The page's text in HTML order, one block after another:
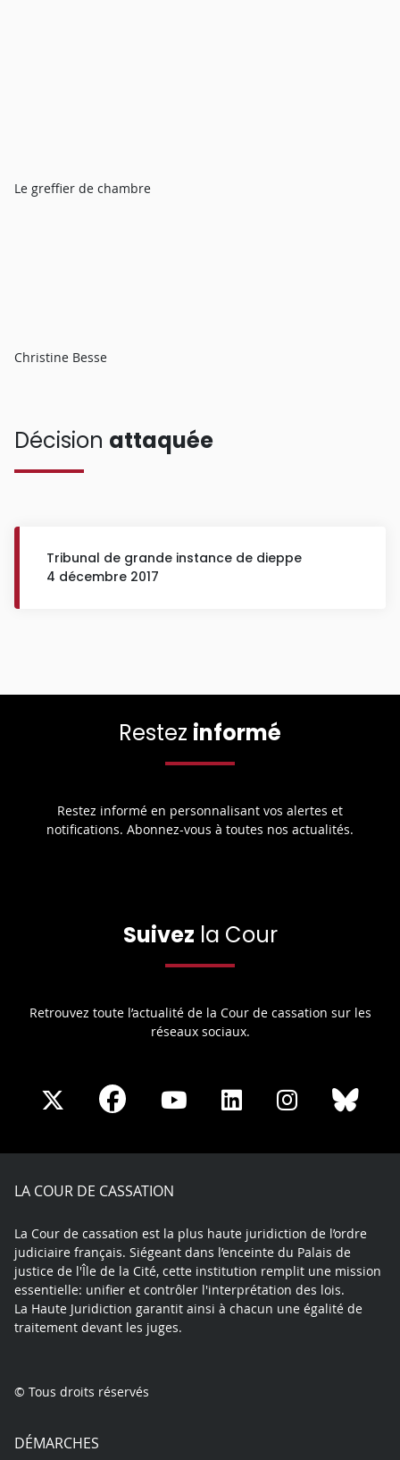
Le greffier de chambre
Christine Besse
Décision attaquée
Tribunal de grande instance de dieppe
4 décembre 2017
Restez informé
Restez informé en personnalisant vos alertes et
notifications. Abonnez-vous à toutes nos actualités.
Suivez la Cour
Retrouvez toute l’actualité de la Cour de cassation sur les
réseaux sociaux.
Share
X
Share
Facebook
Share
Youtube
Share
LinkedIn
Share
Instagram
LA COUR DE CASSATION
La Cour de cassation est la plus haute juridiction de l’ordre
judiciaire français. Siégeant dans l’enceinte du Palais de
justice de l'Île de la Cité, cette institution remplit une mission
essentielle: unifier et contrôler l'interprétation des lois.
La Haute Juridiction garantit ainsi à chacun une égalité de
traitement devant les juges.
© Tous droits réservés
DÉMARCHES